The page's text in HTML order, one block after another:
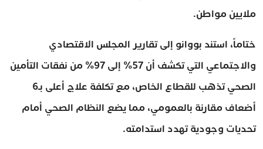
ملايين مواطن.
ختاماً، استند بووانو إلى تقارير المجلس الاقتصادي
والاجتماعي التي تكشف أن 57% إلى 97% من نفقات التأمين
الصحي تذهب للقطاع الخاص، مع تكلفة علاج أعلى بـ6
أضعاف مقارنة بالعمومي، مما يضع النظام الصحي أمام
تحديات وجودية تهدد استدامته.